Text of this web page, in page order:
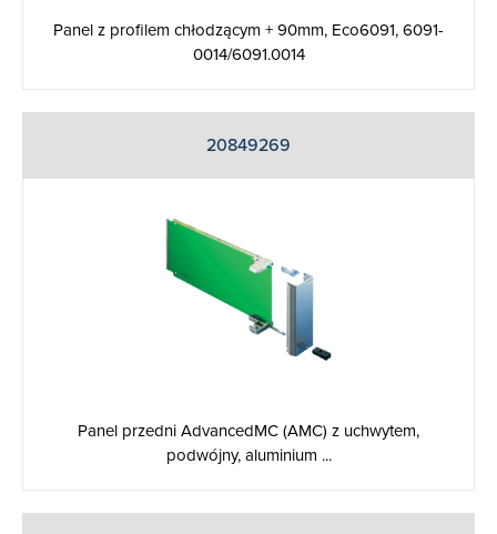
Panel z profilem chłodzącym + 90mm, Eco6091, 6091-
0014/6091.0014
20849269
Panel przedni AdvancedMC (AMC) z uchwytem,
podwójny, aluminium ...